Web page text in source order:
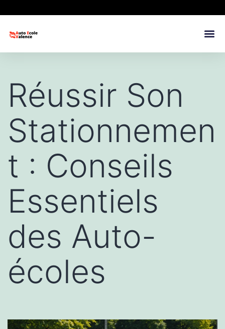
Réussir Son
Stationnemen
t : Conseils
Essentiels
des Auto-
écoles